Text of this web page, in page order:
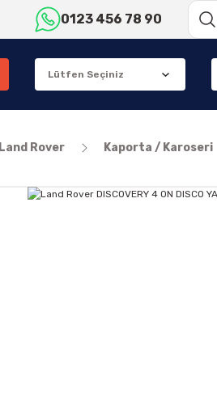
0123 456 78 90
Land Rover Kaporta / Karoseri